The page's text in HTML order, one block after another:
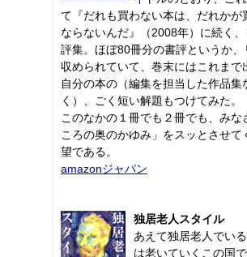
て『だれも買わない本は、だれかが
ならないんだ』（2008年）に続く
評集。ほぼ80冊分の書評というか、
収められていて、巻末にはこれまで
自分の本の（編集を担当した作品集
く）、ごく短い解題もつけてみた。
このなかの１冊でも２冊でも、みな
ころの奥のかゆみ」をスッとさせて
望である。
amazonジャパン
独居老人スタイル
あえて独居老人でい
は老いていくこの国